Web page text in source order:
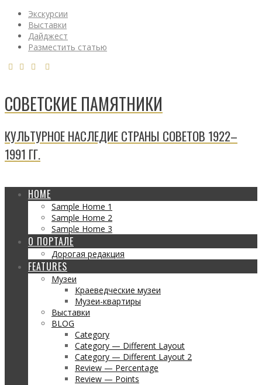
Экскурсии
Выставки
Дайджест
Разместить статью
СОВЕТСКИЕ ПАМЯТНИКИ
КУЛЬТУРНОЕ НАСЛЕДИЕ СТРАНЫ СОВЕТОВ 1922–
1991 ГГ.
HOME
Sample Home 1
Sample Home 2
Sample Home 3
О ПОРТАЛЕ
Дорогая редакция
FEATURES
Музеи
Краеведческие музеи
Музеи-квартиры
Выставки
BLOG
Category
Category — Different Layout
Category — Different Layout 2
Review — Percentage
Review — Points